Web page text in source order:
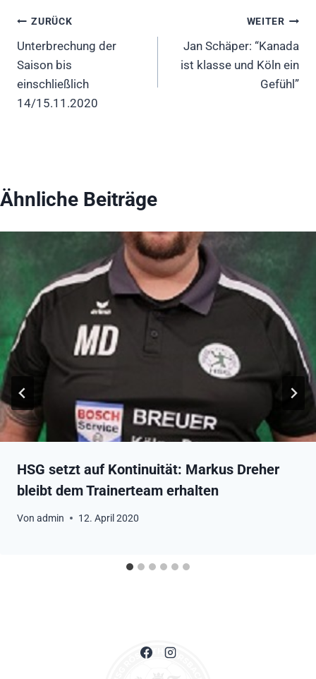
Beitragsnavigation
ZURÜCK
Unterbrechung der
Saison bis
einschließlich
14/15.11.2020
WEITER
Jan Schäper: “Kanada
ist klasse und Köln ein
Gefühl”
Ähnliche Beiträge
HSG setzt auf Kontinuität: Markus Dreher
bleibt dem Trainerteam erhalten
Von admin 12. April 2020